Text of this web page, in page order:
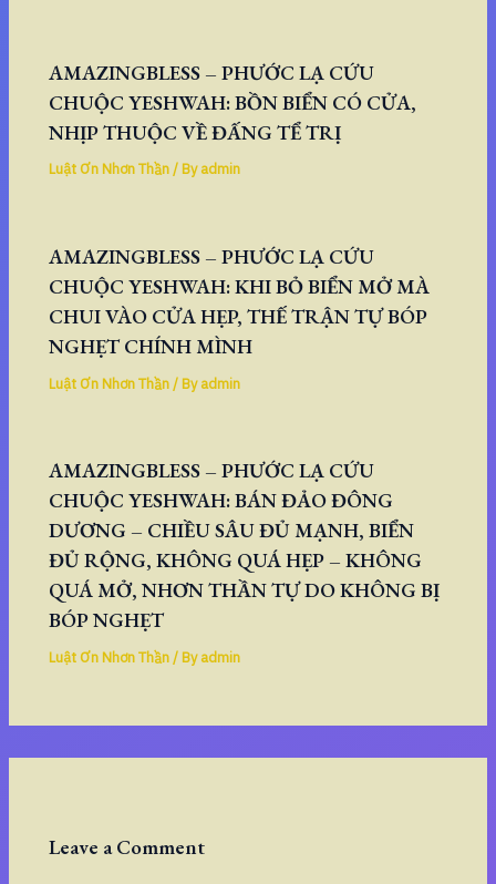
AMAZINGBLESS – PHƯỚC LẠ CỨU
CHUỘC YESHWAH: BỒN BIỂN CÓ CỬA,
NHỊP THUỘC VỀ ĐẤNG TỂ TRỊ
Luật Ơn Nhơn Thần/ Byadmin
AMAZINGBLESS – PHƯỚC LẠ CỨU
CHUỘC YESHWAH: KHI BỎ BIỂN MỞ MÀ
CHUI VÀO CỬA HẸP, THẾ TRẬN TỰ BÓP
NGHẸT CHÍNH MÌNH
Luật Ơn Nhơn Thần/ Byadmin
AMAZINGBLESS – PHƯỚC LẠ CỨU
CHUỘC YESHWAH: BÁN ĐẢO ĐÔNG
DƯƠNG – CHIỀU SÂU ĐỦ MẠNH, BIỂN
ĐỦ RỘNG, KHÔNG QUÁ HẸP – KHÔNG
QUÁ MỞ, NHƠN THẦN TỰ DO KHÔNG BỊ
BÓP NGHẸT
Luật Ơn Nhơn Thần/ Byadmin
Leave a Comment